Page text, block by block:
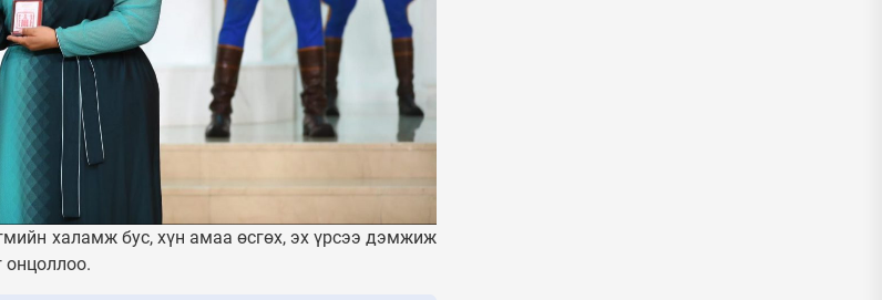
халамж бус, хүн амаа өсгөх, эх үрсээ дэмжиж
онцоллоо.